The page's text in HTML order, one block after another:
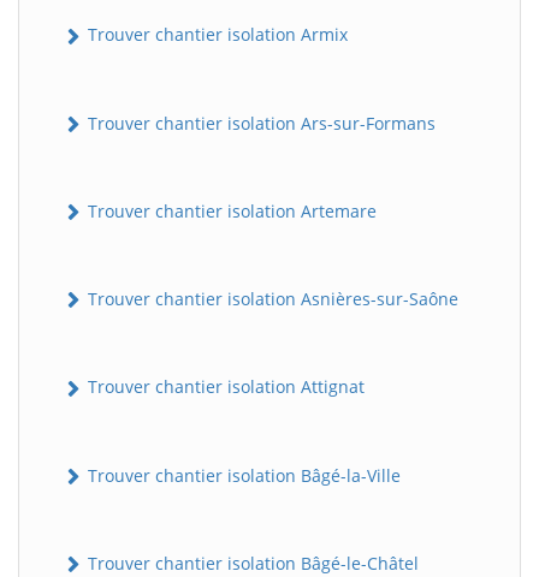
Trouver chantier isolation Armix
Trouver chantier isolation Ars-sur-Formans
Trouver chantier isolation Artemare
Trouver chantier isolation Asnières-sur-Saône
Trouver chantier isolation Attignat
Trouver chantier isolation Bâgé-la-Ville
Trouver chantier isolation Bâgé-le-Châtel